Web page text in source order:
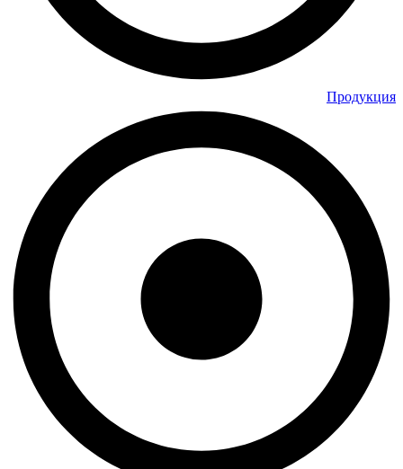
Продукция